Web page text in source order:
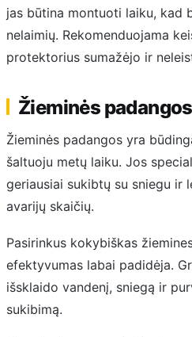
jas būtina montuoti laiku, kad
nelaimių. Rekomenduojama
protektorius sumažėjo ir
Žieminės
Žieminės padangos yra
šaltuoju metų laiku. Jos
geriausiai sukibtų su sniegu ir
avarijų skaičių.
Pasirinkus kokybiškas
efektyvumas labai padidėja.
išsklaido vandenį, sniegą ir
sukibimą.